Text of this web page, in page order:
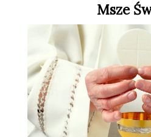
Msze